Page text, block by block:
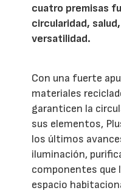
cuatro premisas
circularidad,
versatilidad.
Con una fuerte
materiales
garanticen la
sus elementos,
los últimos
iluminación,
componentes que
espacio